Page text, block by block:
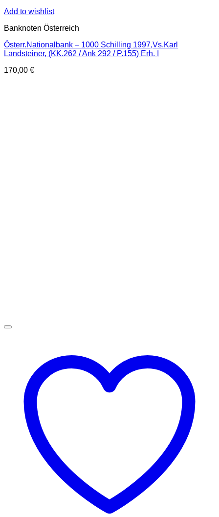
Add to wishlist
Banknoten Österreich
Österr.Nationalbank – 1000 Schilling 1997,Vs.Karl
Landsteiner, (KK.262 / Ank 292 / P.155) Erh. I
170,00 €